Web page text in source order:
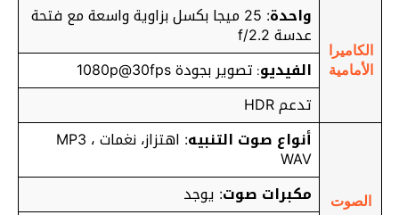
الكاميرا
الأمامية
واحدة : 25 ميجا بكسل بزاوية واسعة مع فتحة
عدسة f/2.2
الفيديو: تصوير بجودة 1080p@30fps
تدعم HDR
الصوت
أنواع صوت التنبيه : اهتزاز، نغمات MP3 ،
WAV
مكبرات صوت: يوجد